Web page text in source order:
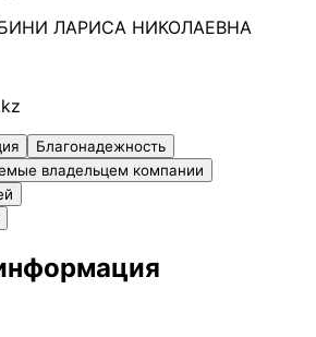
ЛАРИСА НИКОЛАЕВНА
Благонадежность
владельцем компании